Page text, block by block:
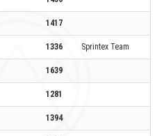
1417
1336 Sprintex Team
1639
1281
1394